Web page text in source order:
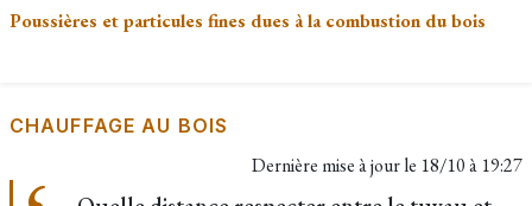
Poussières et particules fines dues à la combustion du bois
CHAUFFAGE AU BOIS
Dernière mise à jour le 18/10 à 19:27